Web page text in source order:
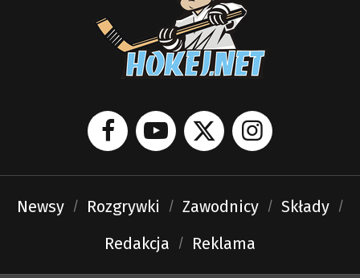
Newsy Rozgrywki Zawodnicy
Składy
Redakcja
Reklama